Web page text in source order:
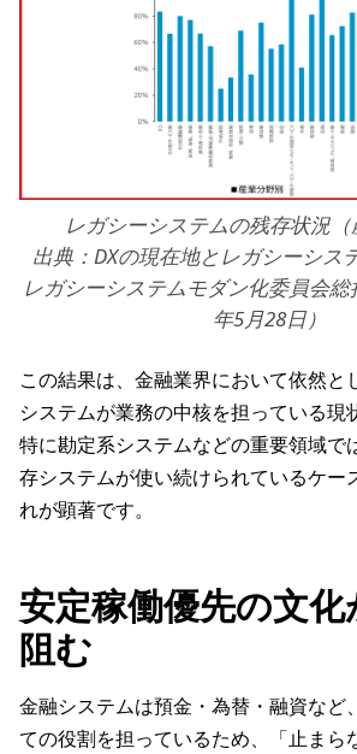
レガシーシステムの残存状況（
出典：DXの現在地とレガシーシス
レガシーシステムモダン化委員会
年5月28日）
この結果は、金融業界において依然と
システムが業務の中核を担っている現
特に勘定系システムなどの重要領域で
存システムが使い続けられているケー
れが顕著です。
安定稼働優先の文
阻む
金融システムは預金・為替・融資など
ての役割を担っているため、「止まら